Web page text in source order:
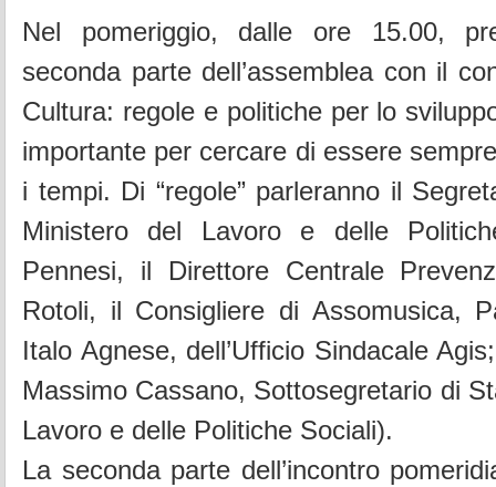
Nel pomeriggio, dalle ore 15.00,
seconda parte dell’assemblea con il
Cultura: regole e politiche per lo
importante per cercare di essere
i tempi. Di “regole” parleranno il
Ministero del Lavoro e delle
Pennesi, il Direttore Centrale
Rotoli, il Consigliere di Assomusica,
Italo Agnese, dell’Ufficio Sindacale
Massimo Cassano, Sottosegretario di
Lavoro e delle Politiche Sociali).
La seconda parte dell’incontro